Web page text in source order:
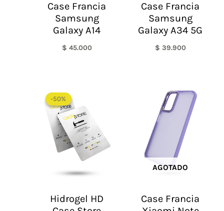
Case Francia
Samsung
Galaxy A14
$ 45.000
Case Francia
Samsung
Galaxy A34 5G
$ 39.900
-50%
-50%
Hidrogel HD
era:
$ 60.000.
AGOTADO
Case Francia